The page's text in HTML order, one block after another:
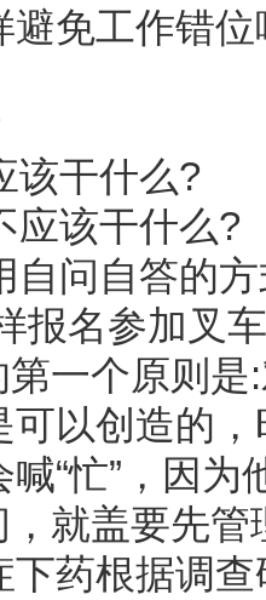
避免工作错位
干什么?
该干什么?
自问自答的
报名参加叉
一个原则是:
可以创造的
喊“忙”，因
就盖要先
下药根据调